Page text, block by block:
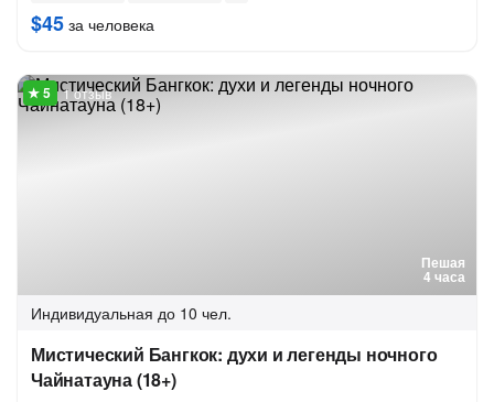
$45 за человека
Пешая
4 часа
1 отзыв
Индивидуальная до 10 чел.
Мистический Бангкок: духи и легенды ночного
Чайнатауна (18+)